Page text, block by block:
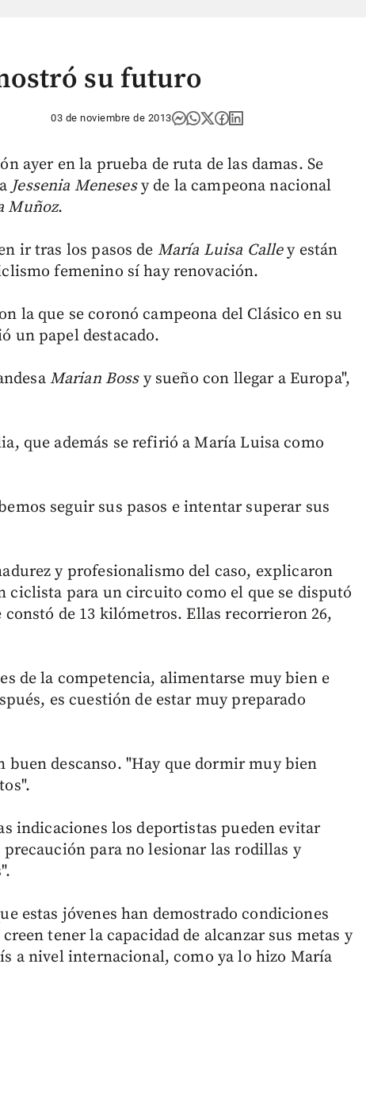
su futuro
03 de noviembre de 2013
ayer en la prueba de ruta de las damas. Se
Jessenia Menesesy de la campeona nacional
Muñoz.
ir tras los pasos de María Luisa Calley están
femenino sí hay renovación.
la que se coronó campeona del Clásico en su
un papel destacado.
Marian Boss y sueño con llegar a Europa",
que además se refirió a María Luisa como
seguir sus pasos e intentar superar sus
y profesionalismo del caso, explicaron
ciclista para un circuito como el que se disputó
de 13 kilómetros. Ellas recorrieron 26,
de la competencia, alimentarse muy bien e
es cuestión de estar muy preparado
buen descanso. "Hay que dormir muy bien
indicaciones los deportistas pueden evitar
para no lesionar las rodillas y
estas jóvenes han demostrado condiciones
tener la capacidad de alcanzar sus metas y
a nivel internacional, como ya lo hizo María